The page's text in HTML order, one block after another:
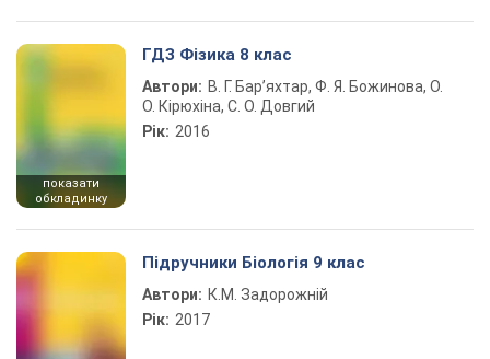
показати
обкладинку
ГДЗ Фізика 8 клас
Автори: В. Г. Бар’яхтар, Ф. Я. Божинова, О.
О. Кірюхіна, С. О. Довгий
Рік: 2016
Підручники Біологія 9 клас
Автори: К.М. Задорожній
Рік: 2017